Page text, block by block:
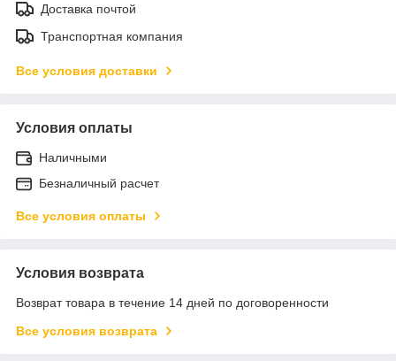
Доставка почтой
Транспортная компания
Все условия доставки
Условия оплаты
Наличными
Безналичный расчет
Все условия оплаты
Условия возврата
Возврат товара в течение 14 дней по договоренности
Все условия возврата